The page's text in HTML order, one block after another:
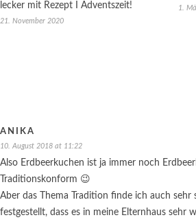
lecker mit Rezept I Adventszeit!
21. November 2020
1.
ANIKA
10. August 2018 at 11:22
Also Erdbeerkuchen ist ja immer noch
Traditionskonform 😉
Aber das Thema Tradition finde ich auch
festgestellt, dass es in meine Elternhaus